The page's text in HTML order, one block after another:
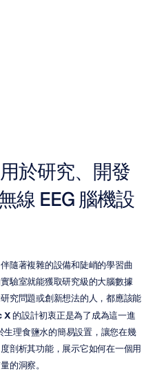
於研究、開發
線 EEG 腦機設
隨著複雜的設備和陡峭的學習曲
驗室就能獲取研究級的大腦數據
究問題或創新想法的人，都應該能
X 的設計初衷正是為了成為這一進
生理食鹽水的簡易設置，讓您在幾
剖析其功能，展示它如何在一個用
的洞察。